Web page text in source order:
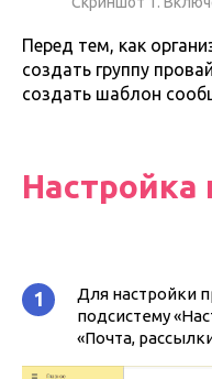
Перед тем, как
создать группу
создать шаблон
Настройка
1
Для настройки
подсистему
«Почта,